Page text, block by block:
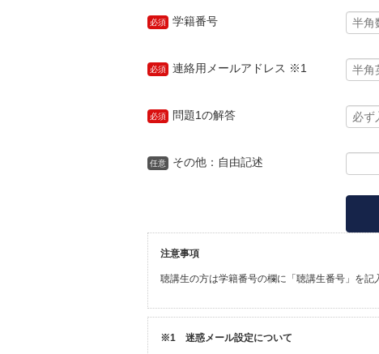
必須 学籍番号
必須 連絡用メールアドレス ※1
必須 問題1の解答
任意 その他：自由記述
注意事項
聴講生の方は学籍番号の欄に「聴講生番号」を記
※1 迷惑メール設定について